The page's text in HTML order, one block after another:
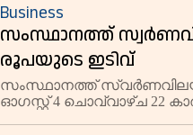
Business
സംസ്ഥാനത്ത്
രൂപയുടെ ഇടിവ്
സംസ്ഥാനത്ത്
ഓഗസ്റ്റ് 4 ചൊവ്വാഴ്ച 22